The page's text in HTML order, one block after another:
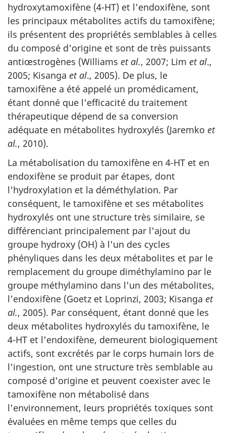
hydroxytamoxifène (4-HT) et l'endoxifène, sont
les principaux métabolites actifs du tamoxifène;
ils présentent des propriétés semblables à celles
du composé d'origine et sont de très puissants
antiœstrogènes (Williams et al., 2007; Lim et al.,
2005; Kisanga et al., 2005). De plus, le
tamoxifène a été appelé un promédicament,
étant donné que l'efficacité du traitement
thérapeutique dépend de sa conversion
adéquate en métabolites hydroxylés (Jaremko et
al., 2010).
La métabolisation du tamoxifène en 4-HT et en
endoxifène se produit par étapes, dont
l'hydroxylation et la déméthylation. Par
conséquent, le tamoxifène et ses métabolites
hydroxylés ont une structure très similaire, se
différenciant principalement par l'ajout du
groupe hydroxy (OH) à l'un des cycles
phényliques dans les deux métabolites et par le
remplacement du groupe diméthylamino par le
groupe méthylamino dans l'un des métabolites,
l'endoxifène (Goetz et Loprinzi, 2003; Kisanga et
al., 2005). Par conséquent, étant donné que les
deux métabolites hydroxylés du tamoxifène, le
4-HT et l'endoxifène, demeurent biologiquement
actifs, sont excrétés par le corps humain lors de
l'ingestion, ont une structure très semblable au
composé d'origine et peuvent coexister avec le
tamoxifène non métabolisé dans
l'environnement, leurs propriétés toxiques sont
évaluées en même temps que celles du